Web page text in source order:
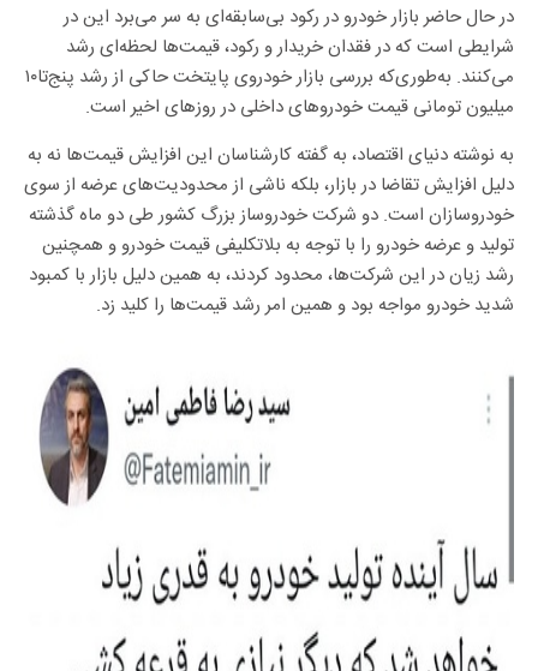
در حال حاضر بازار خودرو در رکود بی‌سابقه‌ای به سر می‌برد این در
شرایطی است که در فقدان خریدار و رکود، قیمت‌ها لحظه‌ای رشد
می‌کنند. به‌طوری‌که بررسی بازار خودروی پایتخت حاکی از رشد پنج‌تا‌۱۰
میلیون تومانی قیمت خودروهای داخلی در روزهای اخیر است.
به نوشته دنیای اقتصاد، به گفته کارشناسان این افزایش قیمت‌ها نه به
دلیل افزایش تقاضا در بازار، بلکه ناشی از محدودیت‌های عرضه از سوی
خودروسازان است. دو شرکت خودروساز بزرگ کشور طی دو ماه گذشته
تولید و عرضه خودرو را با توجه به بلاتکلیفی قیمت خودرو و همچنین
رشد زیان در این شرکت‌ها، محدود کردند، به همین دلیل بازار با کمبود
شدید خودرو مواجه بود و همین امر رشد قیمت‌ها را کلید زد.